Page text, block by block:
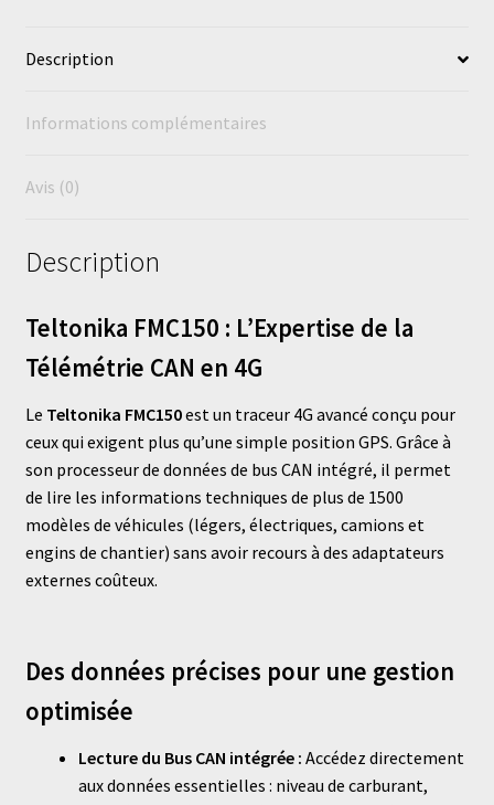
Description
Informations complémentaires
Avis (0)
Description
Teltonika FMC150 : L’Expertise de la
Télémétrie CAN en 4G
Le Teltonika FMC150est un traceur 4G avancé conçu pour
ceux qui exigent plus qu’une simple position GPS. Grâce à
son processeur de données de bus CAN intégré, il permet
de lire les informations techniques de plus de 1500
modèles de véhicules (légers, électriques, camions et
engins de chantier) sans avoir recours à des adaptateurs
externes coûteux.
Des données précises pour une gestion
optimisée
Lecture du Bus CAN intégrée : Accédez directement
aux données essentielles : niveau de carburant,